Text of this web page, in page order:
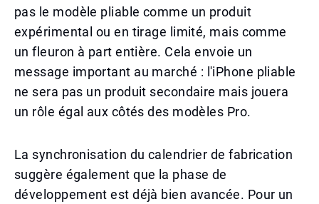
pas le modèle pliable comme un produit
expérimental ou en tirage limité, mais comme
un fleuron à part entière. Cela envoie un
message important au marché : l'iPhone pliable
ne sera pas un produit secondaire mais jouera
un rôle égal aux côtés des modèles Pro.
La synchronisation du calendrier de fabrication
suggère également que la phase de
développement est déjà bien avancée. Pour un